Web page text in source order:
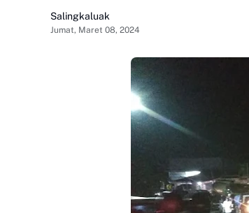
Salingkaluak
Jumat, Maret 08, 2024